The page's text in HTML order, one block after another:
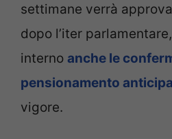
settimane verrà
dopo l’iter
interno anche le
pensionamento
vigore.